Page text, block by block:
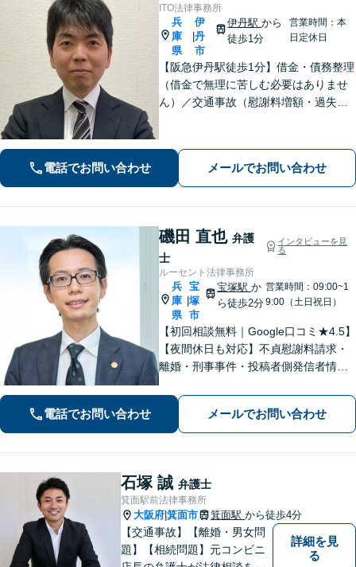
ITO法律事務所
兵
庫
県
伊
丹
市
伊丹駅から
徒歩1分
営業時間：本
日定休日
【阪急伊丹駅徒歩1分】借金・債務整理
（借金で無理に苦しむ必要はありませ
ん）／交通事故（慰謝料増額・過失割
／刑事事件（被害者側も対応）／相続
／離婚問題など。まずはお気軽にご相
談ください
電話でお問い合わせ メールでお問い合わせ
磯田 直也 弁護
士
インタビューを見
る
ルーセント法律事務所
兵
庫
県
|
宝
塚
市
宝塚駅か
ら徒歩2分
営業時間：09:00~1
9:00（土日祝日）
【初回相談無料｜Google口コミ★4.5】
【夜間休日も対応】不貞慰謝料請求・
離婚・刑事事件・投稿者側発信者情報
メイドのサービスで問題解決や事業の
推進を強力にサポート【宝塚駅徒歩2分
｜電話・WEB面談で全国対応】
電話でお問い合わせ メールでお問い合わせ
石塚 誠 弁護士
箕面駅前法律事務所
大阪府 箕面市 箕面駅 から徒歩4分
【交通事故】【離婚・男女問
題】【相続問題】元コンビニ
詳細を見
る